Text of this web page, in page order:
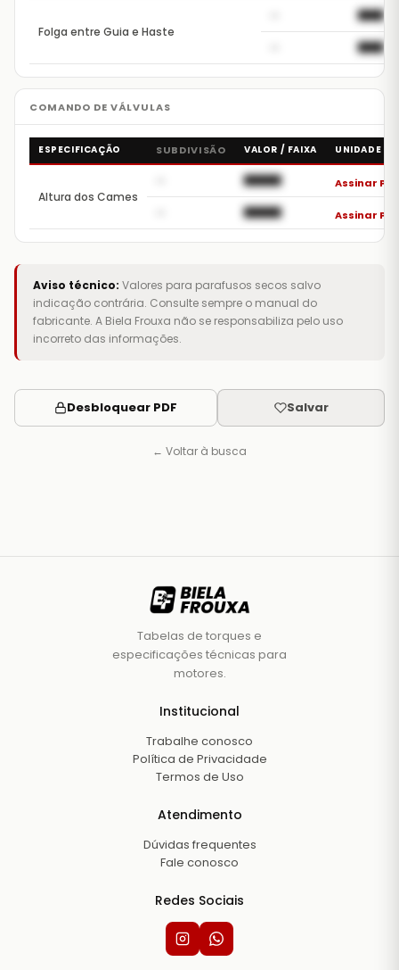
Folga entre Guia e Haste
██████
██████
ESPECIFICAÇÃO SUBDIVISÃO VALOR / FAIXA UNIDADE
Altura dos Cames
██████ Assinar
██████ Assinar
Aviso técnico: Valores para parafusos secos salvo
indicação contrária. Consulte sempre o manual do
fabricante. A Biela Frouxa não se responsabiliza pelo uso
incorreto das informações.
Desbloquear PDF Salvar
← Voltar à busca
Tabelas de torques e
especificações técnicas para
motores.
Institucional
Trabalhe conosco
Política de Privacidade
Termos de Uso
Atendimento
Dúvidas frequentes
Fale conosco
Redes Sociais